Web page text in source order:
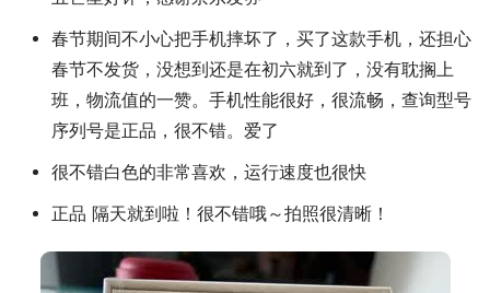
春节期间不小心把手机摔坏了，买了这款手机，还担心
春节不发货，没想到还是在初六就到了，没有耽搁上
班，物流值的一赞。手机性能很好，很流畅，查询型号
序列号是正品，很不错。爱了
很不错白色的非常喜欢，运行速度也很快
正品 隔天就到啦！很不错哦～拍照很清晰！